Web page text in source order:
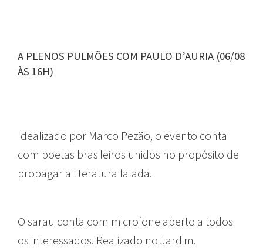
A PLENOS PULMÕES COM PAULO D’AURIA (06/08
ÀS 16H)
Idealizado por Marco Pezão, o evento conta
com poetas brasileiros unidos no propósito de
propagar a literatura falada.
O sarau conta com microfone aberto a todos
os interessados. Realizado no Jardim.